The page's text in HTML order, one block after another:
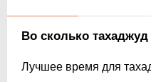
Во сколько
Лучшее время для